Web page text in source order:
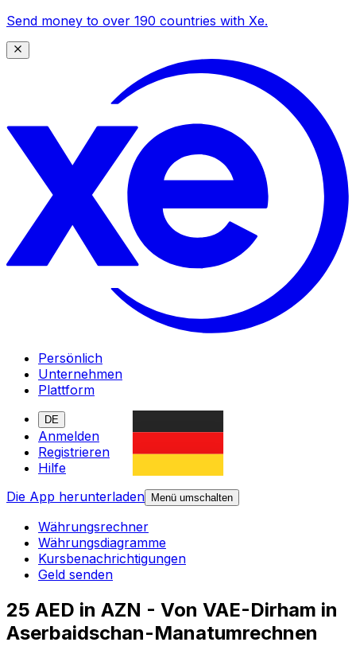
Send money to over 190 countries with Xe.
Persönlich
Unternehmen
Plattform
DE
Anmelden
Registrieren
Hilfe
Die App herunterladen
Menü umschalten
Währungsrechner
Währungsdiagramme
Kursbenachrichtigungen
Geld senden
25 AED in AZN - Von VAE-Dirham in
Aserbaidschan-Manatumrechnen